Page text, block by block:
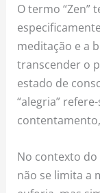
O termo “Zen”
meditação e a
transcender o
estado de
“alegria”
No contexto do
não se limita a